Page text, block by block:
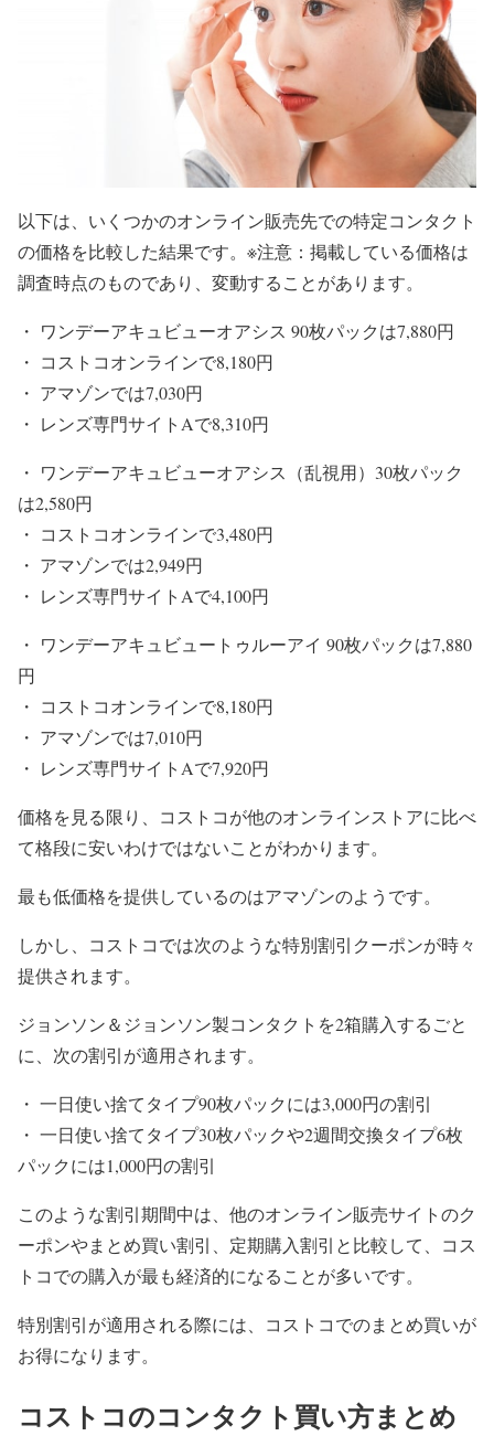
以下は、いくつかのオンライン販売先での特定コンタクト
の価格を比較した結果です。※注意：掲載している価格は
調査時点のものであり、変動することがあります。
・ ワンデーアキュビューオアシス 90枚パックは7,880円
・ コストコオンラインで8,180円
・ アマゾンでは7,030円
・ レンズ専門サイトAで8,310円
・ ワンデーアキュビューオアシス（乱視用）30枚パック
は2,580円
・ コストコオンラインで3,480円
・ アマゾンでは2,949円
・ レンズ専門サイトAで4,100円
・ ワンデーアキュビュートゥルーアイ 90枚パックは7,880
円
・ コストコオンラインで8,180円
・ アマゾンでは7,010円
・ レンズ専門サイトAで7,920円
価格を見る限り、コストコが他のオンラインストアに比べ
て格段に安いわけではないことがわかります。
最も低価格を提供しているのはアマゾンのようです。
しかし、コストコでは次のような特別割引クーポンが時々
提供されます。
ジョンソン＆ジョンソン製コンタクトを2箱購入するごと
に、次の割引が適用されます。
・ 一日使い捨てタイプ90枚パックには3,000円の割引
・ 一日使い捨てタイプ30枚パックや2週間交換タイプ6枚
パックには1,000円の割引
このような割引期間中は、他のオンライン販売サイトのク
ーポンやまとめ買い割引、定期購入割引と比較して、コス
トコでの購入が最も経済的になることが多いです。
特別割引が適用される際には、コストコでのまとめ買いが
お得になります。
コストコのコンタクト買い方まとめ